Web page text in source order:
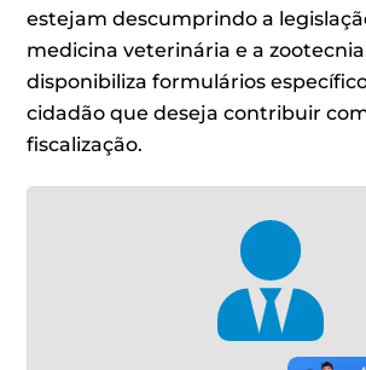
estejam descumprindo a
medicina veterinária e a
disponibiliza formulários
cidadão que deseja contribuir
fiscalização.